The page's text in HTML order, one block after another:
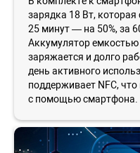
зарядка 18 Вт, которая
25 минут — на 50%, за
Аккумулятор
заряжается и долго
день активного
поддерживает NFC,
с помощью смартфона.